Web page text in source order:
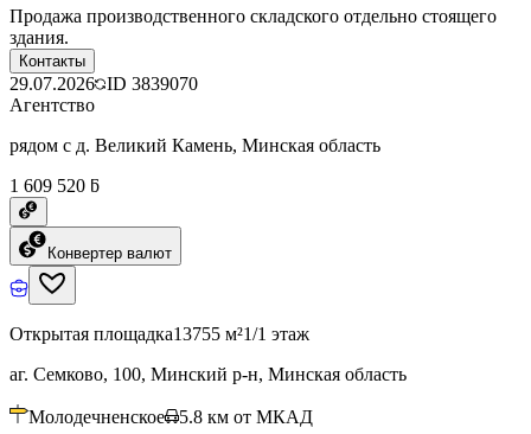
Продажа производственного складского отдельно стоящего
здания.
Контакты
29.07.2026 ID 3839070
Агентство
рядом с д. Великий Камень, Минская область
1 609 520 ƃ
Конвертер валют
Открытая площадка13755 м²1/1 этаж
аг. Семково, 100, Минский р-н, Минская область
Молодечненское 5.8 км от МКАД